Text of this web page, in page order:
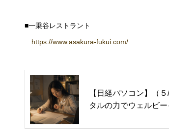
■一乗谷レストラント
https://www.asakura-fukui.com/
【日経パソコン】（
タルの力でウェルビ
ト